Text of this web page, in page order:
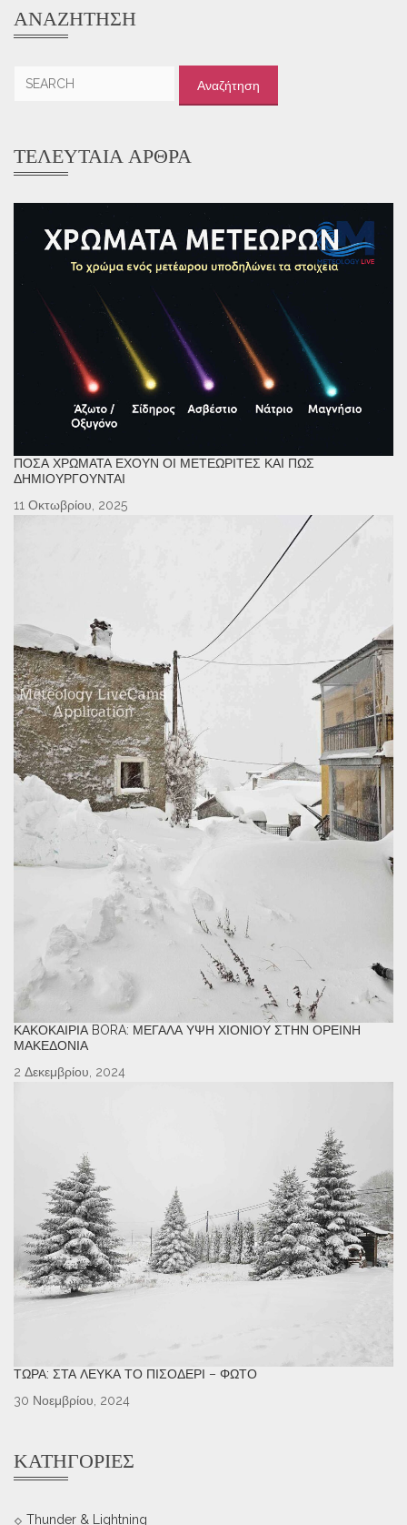
ΑΝΑΖΉΤΗΣΗ
ΤΕΛΕΥΤΑΊΑ ΆΡΘΡΑ
ΠΌΣΑ ΧΡΏΜΑΤΑ ΈΧΟΥΝ ΟΙ ΜΕΤΕΩΡΊΤΕΣ ΚΑΙ ΠΏΣ
ΔΗΜΙΟΥΡΓΟΎΝΤΑΙ
11 Οκτωβρίου, 2025
ΚΑΚΟΚΑΙΡΊΑ BORA: ΜΕΓΆΛΑ ΎΨΗ ΧΙΟΝΙΟΎ ΣΤΗΝ ΟΡΕΙΝΉ
ΜΑΚΕΔΟΝΊΑ
2 Δεκεμβρίου, 2024
ΤΏΡΑ: ΣΤΑ ΛΕΥΚΆ ΤΟ ΠΙΣΟΔΈΡΙ – ΦΩΤΌ
30 Νοεμβρίου, 2024
ΚΑΤΗΓΟΡΊΕΣ
Thunder & Lightning